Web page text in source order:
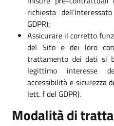
richiesta
GDPR);
Assicurare il corretto
del Sito e dei loro
trattamento dei dati si
legittimo interesse
accessibilità e sicurezza
lett. f del GDPR).
Modalità di